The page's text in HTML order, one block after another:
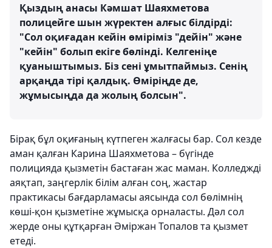
Қыздың анасы Кәмшат Шаяхметова
полицейге шын жүректен алғыс білдірді:
"Сол оқиғадан кейін өміріміз "дейін" және
"кейін" болып екіге бөлінді. Келгеніңе
қуаныштымыз. Біз сені ұмытпаймыз. Сенің
арқаңда тірі қалдық. Өміріңде де,
жұмысыңда да жолың болсын".
Бірақ бұл оқиғаның күтпеген жалғасы бар. Сол кезде
аман қалған Карина Шаяхметова – бүгінде
полицияда қызметін бастаған жас маман. Колледжді
аяқтап, заңгерлік білім алған соң, жастар
практикасы бағдарламасы аясында сол бөлімнің
көші-қон қызметіне жұмысқа орналасты. Дәл сол
жерде оны құтқарған Әміржан Топалов та қызмет
етеді.